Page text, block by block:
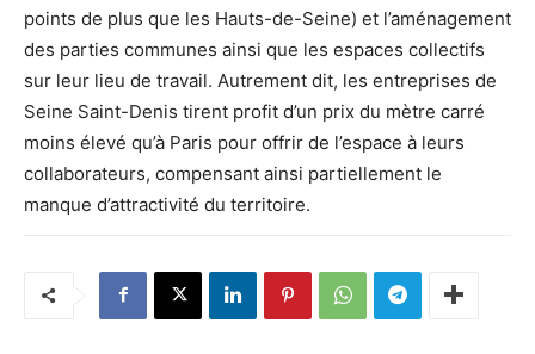
points de plus que les Hauts-de-Seine) et l’aménagement
des parties communes ainsi que les espaces collectifs
sur leur lieu de travail. Autrement dit, les entreprises de
Seine Saint-Denis tirent profit d’un prix du mètre carré
moins élevé qu’à Paris pour offrir de l’espace à leurs
collaborateurs, compensant ainsi partiellement le
manque d’attractivité du territoire.